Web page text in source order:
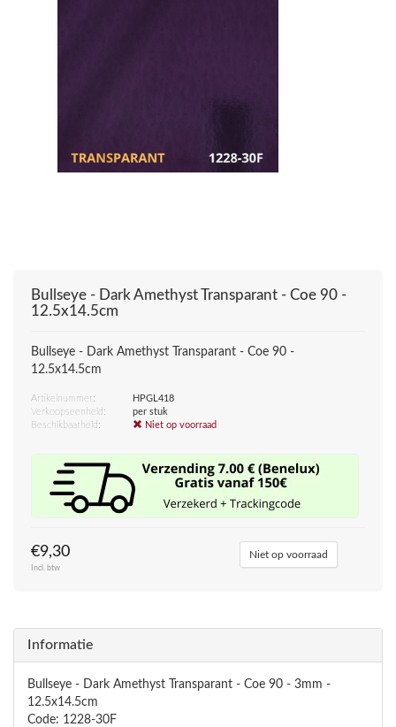
Bullseye - Dark Amethyst Transparant - Coe 90 -
12.5x14.5cm
Bullseye - Dark Amethyst Transparant - Coe 90 -
12.5x14.5cm
Artikelnummer:
HPGL418
Verkoopseenheid:
per stuk
Beschikbaarheid:
Niet op voorraad
€9,30
Incl. btw
Niet op voorraad
Informatie
Bullseye - Dark Amethyst Transparant - Coe 90 - 3mm -
12.5x14.5cm
Code: 1228-30F